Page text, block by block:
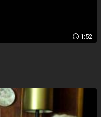
1:52